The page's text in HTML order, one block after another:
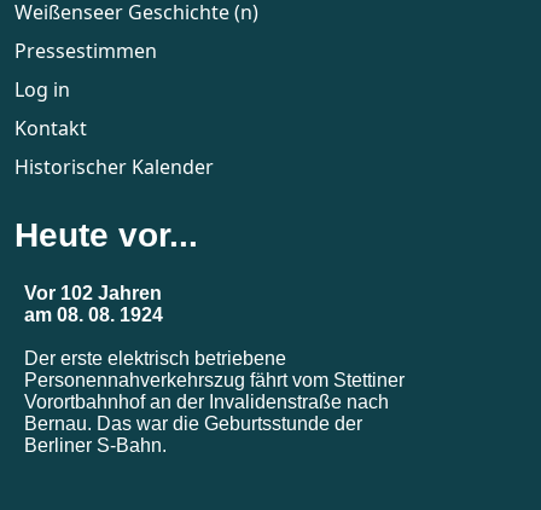
Weißenseer Geschichte (n)
Pressestimmen
Log in
Kontakt
Historischer Kalender
Heute vor...